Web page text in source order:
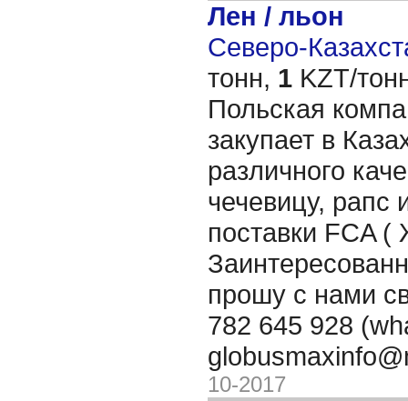
Лен / льон
Северо-
тонн, 1 KZT/
Польская
закупает в
различного
чечевицу, рапс
поставки FCA (
прошу с нами
782 645 928
10-2017